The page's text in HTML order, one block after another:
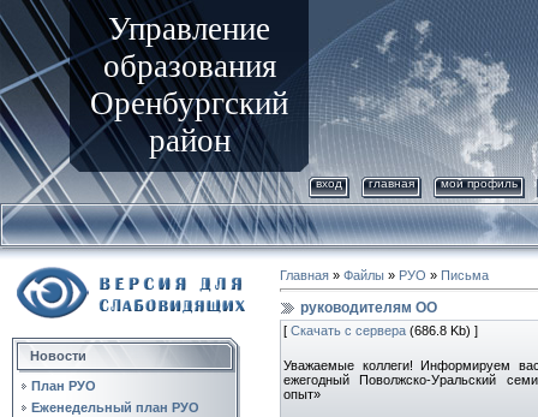
Управление
образования
Оренбургский
район
вход главная мой профиль
Новости
План РУО
Еженедельный план РУО
Главная » Файлы » РУО » Письма
руководителям ОО
[ Скачать с сервера (686.8 Kb) ]
Уважаемые коллеги! Информируем
ежегодный Поволжско-Уральский
опыт»